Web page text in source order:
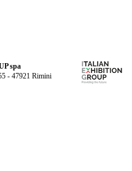
spa
- 47921 Rimini